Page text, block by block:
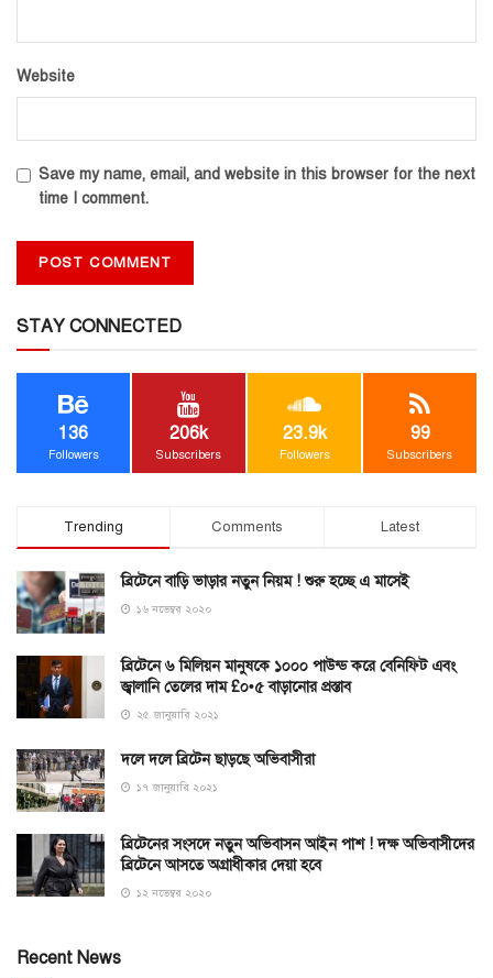
Website
Save my name, email, and website in this browser for the next
time I comment.
STAY CONNECTED
136
Followers
206k
Subscribers
23.9k
Followers
99
Subscribers
Trending Comments Latest
ব্রিটেনে বাড়ি ভাড়ার নতুন নিয়ম ! শুরু হচ্ছে এ মাসেই
১৬ নভেম্বর ২০২০
ব্রিটেনে ৬ মিলিয়ন মানুষকে ১০০০ পাউন্ড করে বেনিফিট এবং
জ্বালানি তেলের দাম £০•৫ বাড়ানোর প্রস্তাব
২৫ জানুয়ারি ২০২১
দলে দলে ব্রিটেন ছাড়ছে অভিবাসীরা
১৭ জানুয়ারি ২০২১
ব্রিটেনের সংসদে নতুন অভিবাসন আইন পাশ ! দক্ষ অভিবাসীদের
ব্রিটেনে আসতে অগ্রাধীকার দেয়া হবে
১২ নভেম্বর ২০২০
Recent News